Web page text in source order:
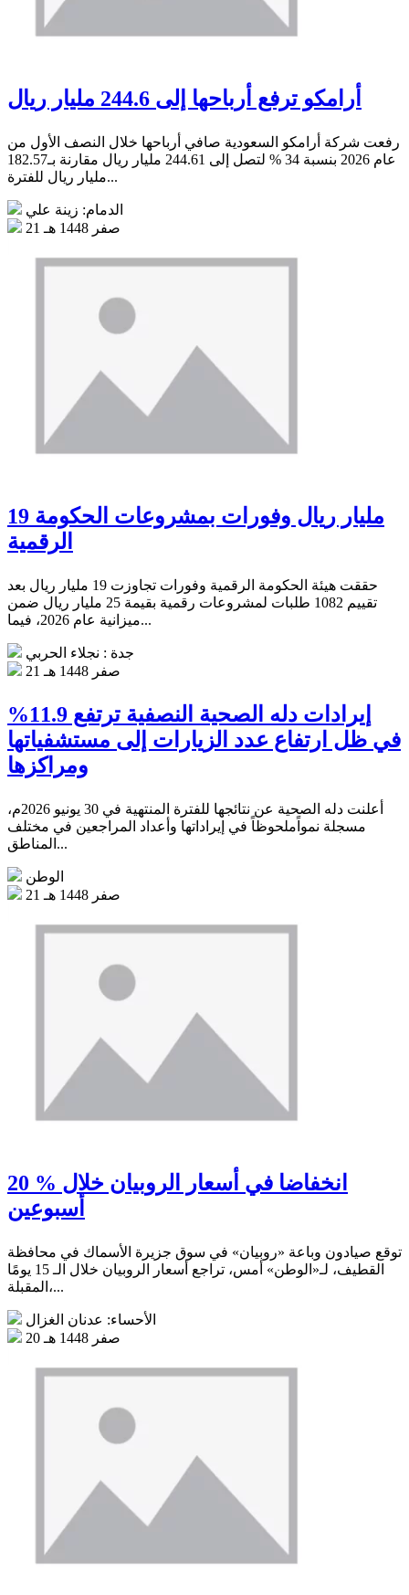
أرامكو ترفع أرباحها إلى 244.6 مليار ريال
رفعت شركة أرامكو السعودية صافي أرباحها خلال النصف الأول من
عام 2026 بنسبة 34 % لتصل إلى 244.61 مليار ريال مقارنة بـ182.57
مليار ريال للفترة...
الدمام: زينة علي
21 صفر 1448 هـ
19 مليار ريال وفورات بمشروعات الحكومة
الرقمية
حققت هيئة الحكومة الرقمية وفورات تجاوزت 19 مليار ريال بعد
تقييم 1082 طلبات لمشروعات رقمية بقيمة 25 مليار ريال ضمن
ميزانية عام 2026، فيما...
جدة : نجلاء الحربي
21 صفر 1448 هـ
إيرادات دله الصحية النصفية ترتفع 11.9%
في ظل ارتفاع عدد الزيارات إلى مستشفياتها
ومراكزها
أعلنت دله الصحية عن نتائجها للفترة المنتهية في 30 يونيو 2026م،
مسجلة نمواًملحوظاً في إيراداتها وأعداد المراجعين في مختلف
المناطق...
الوطن
21 صفر 1448 هـ
20 % انخفاضا في أسعار الروبيان خلال
أسبوعين
توقع صيادون وباعة «روبيان» في سوق جزيرة الأسماك في محافظة
القطيف، لـ«الوطن» أمس، تراجع أسعار الروبيان خلال الـ 15 يومًا
المقبلة،...
الأحساء: عدنان الغزال
20 صفر 1448 هـ